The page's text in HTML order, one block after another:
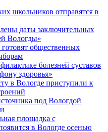
школьников отправятся в
даты заключительных
Вологды»
общественных
болезней суставов
здоровья»
в Вологде приступили к
под Вологдой
площадка с
в Вологде осенью